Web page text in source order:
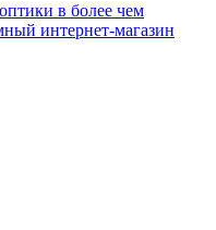
в более чем
интернет-магазин